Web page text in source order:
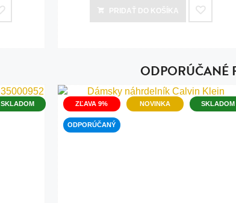
PRIDAŤ DO KOŠÍKA
ODPORÚČANÉ
SKLADOM ZĽAVA 9% NOVINKA
ODPORÚČANÝ
SKLADOM